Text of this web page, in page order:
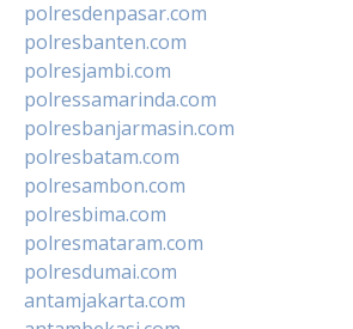
polresdenpasar.com
polresbanten.com
polresjambi.com
polressamarinda.com
polresbanjarmasin.com
polresbatam.com
polresambon.com
polresbima.com
polresmataram.com
polresdumai.com
antamjakarta.com